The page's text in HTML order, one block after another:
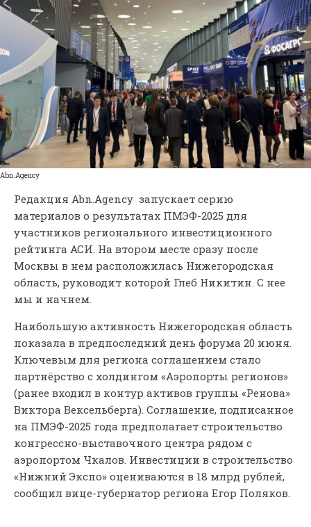
Abn.Agency
Редакция Abn.Agency запускает серию
материалов о результатах ПМЭФ-2025 для
участников регионального инвестиционного
рейтинга АСИ. На втором месте сразу после
Москвы в нем расположилась Нижегородская
область, руководит которой Глеб Никитин. С нее
мы и начнем.
Наибольшую активность Нижегородская область
показала в предпоследний день форума 20 июня.
Ключевым для региона соглашением стало
партнёрство с холдингом «Аэропорты регионов»
(ранее входил в контур активов группы «Ренова»
Виктора Вексельберга). Соглашение, подписанное
на ПМЭФ-2025 года предполагает строительство
конгрессно-выставочного центра рядом с
аэропортом Чкалов. Инвестиции в строительство
«Нижний Экспо» оцениваются в 18 млрд рублей,
сообщил вице-губернатор региона Егор Поляков.